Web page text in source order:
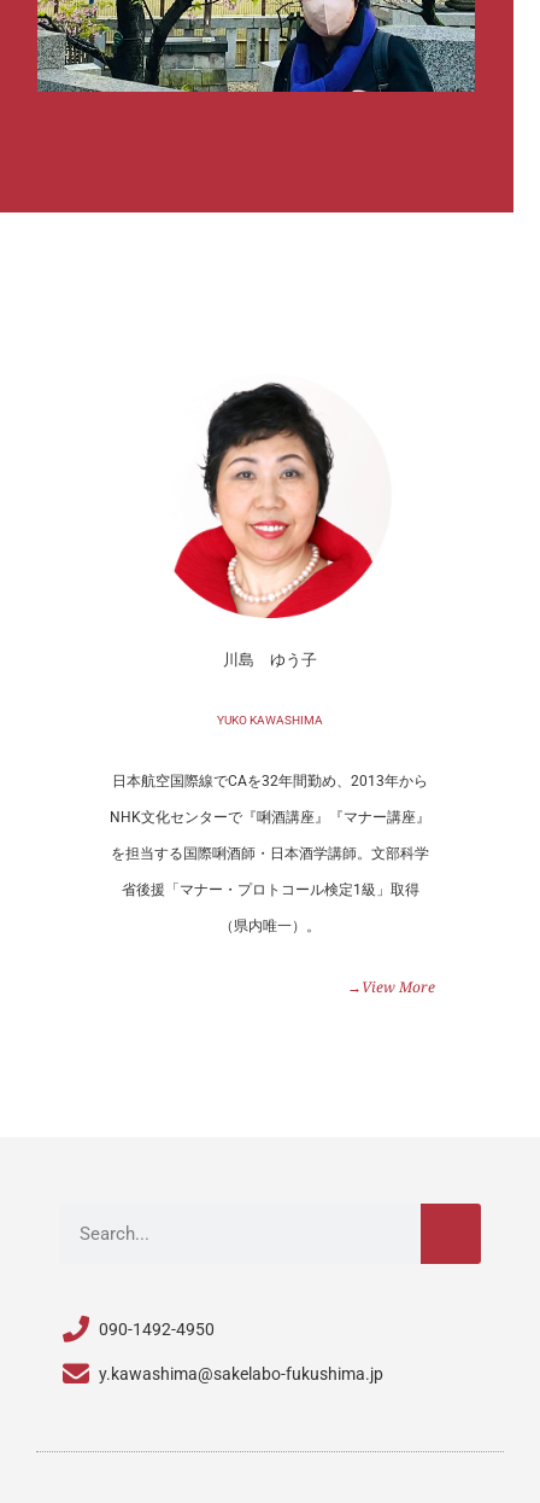
川島 ゆう子
YUKO KAWASHIMA
日本航空国際線でCAを32年間勤め、2013年から
NHK文化センターで『唎酒講座』『マナー講座』
を担当する国際唎酒師・日本酒学講師。文部科学
省後援「マナー・プロトコール検定1級」取得
（県内唯一）。
→View More
090-1492-4950
y.kawashima@sakelabo-fukushima.jp